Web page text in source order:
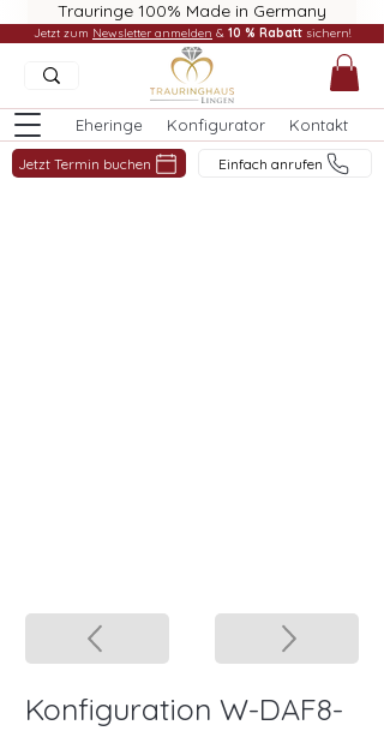
Trauringe 100% Made in Germany
Eheringe Konfigurator Kontakt
Jetzt Termin buchen Einfach anrufen
Jetzt zum Newsletter anmelden & 10 % Rabatt sichern!
Konfiguration W-DAF8-